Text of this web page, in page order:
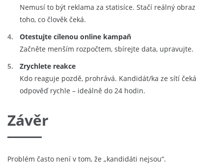
Nemusí to být reklama za statisíce. Stačí reálný obraz
toho, co člověk čeká.
Otestujte cílenou online kampaň
Začněte menším rozpočtem, sbírejte data, upravujte.
Zrychlete reakce
Kdo reaguje pozdě, prohrává. Kandidát/ka ze sítí čeká
odpověď rychle – ideálně do 24 hodin.
Závěr
Problém často není v tom, že „kandidáti nejsou“.